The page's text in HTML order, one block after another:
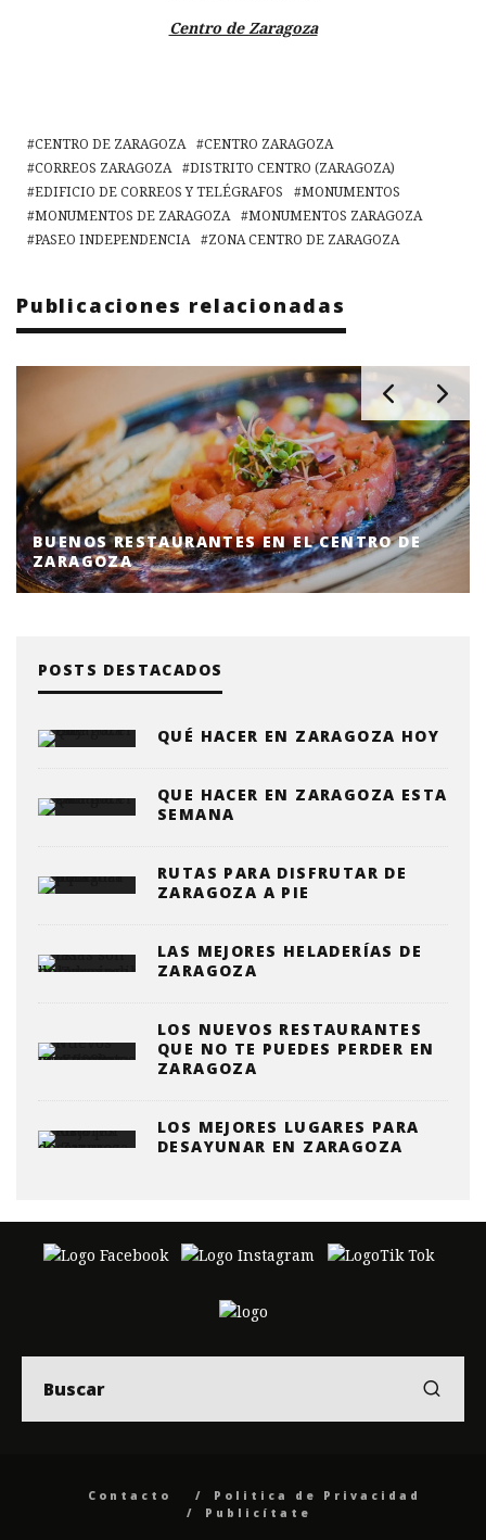
Centro de Zaragoza
CENTRO DE ZARAGOZA
CENTRO ZARAGOZA
CORREOS ZARAGOZA
DISTRITO CENTRO (ZARAGOZA)
EDIFICIO DE CORREOS Y TELÉGRAFOS
MONUMENTOS
MONUMENTOS DE ZARAGOZA
MONUMENTOS ZARAGOZA
PASEO INDEPENDENCIA
ZONA CENTRO DE ZARAGOZA
Publicaciones relacionadas
BUENOS RESTAURANTES EN EL CENTRO DE
ZARAGOZA
POSTS DESTACADOS
QUÉ HACER EN ZARAGOZA HOY
QUE HACER EN ZARAGOZA ESTA
SEMANA
RUTAS PARA DISFRUTAR DE
ZARAGOZA A PIE
LAS MEJORES HELADERÍAS DE
ZARAGOZA
LOS NUEVOS RESTAURANTES
QUE NO TE PUEDES PERDER EN
ZARAGOZA
LOS MEJORES LUGARES PARA
DESAYUNAR EN ZARAGOZA
Contacto
Politica de Privacidad
Publicítate